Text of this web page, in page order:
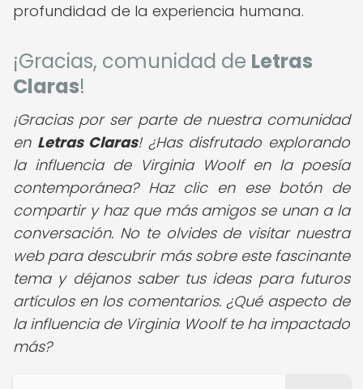
profundidad de la experiencia humana.
¡Gracias, comunidad de Letras
Claras!
¡Gracias por ser parte de nuestra comunidad
en Letras Claras! ¿Has disfrutado explorando
la influencia de Virginia Woolf en la poesía
contemporánea? Haz clic en ese botón de
compartir y haz que más amigos se unan a la
conversación. No te olvides de visitar nuestra
web para descubrir más sobre este fascinante
tema y déjanos saber tus ideas para futuros
artículos en los comentarios. ¿Qué aspecto de
la influencia de Virginia Woolf te ha impactado
más?